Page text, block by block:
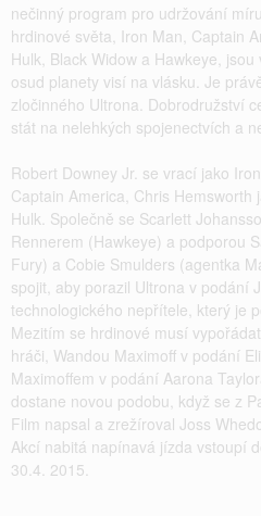
nečinný program pro udržování
hrdinové světa, Iron Man, Captain
Hulk, Black Widow a Hawkeye,
osud planety visí na vlásku. Je
zločinného Ultrona. Dobrodružství
stát na nelehkých spojenectvích a
Robert Downey Jr. se vrací jako
Captain America, Chris Hemsworth
Hulk. Společně se Scarlett
Rennerem (Hawkeye) a podporou
Fury) a Cobie Smulders (agentka
spojit, aby porazil Ultrona v podání
technologického nepřítele, který je
Mezitím se hrdinové musí
hráči, Wandou Maximoff v podání
Maximoffem v podání Aarona
dostane novou podobu, když se z
Film napsal a zrežíroval Joss
Akcí nabitá napínavá jízda vstoupí
30.4. 2015.